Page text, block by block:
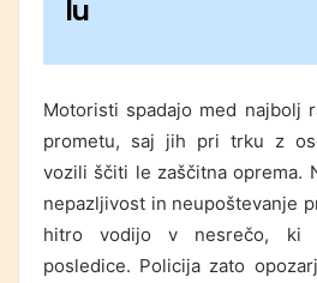
lu
Motoristi spadajo med najbolj
prometu, saj jih pri trku z
vozili ščiti le zaščitna oprema.
nepazljivost in neupoštevanje
hitro vodijo v nesrečo, ki
posledice. Policija zato